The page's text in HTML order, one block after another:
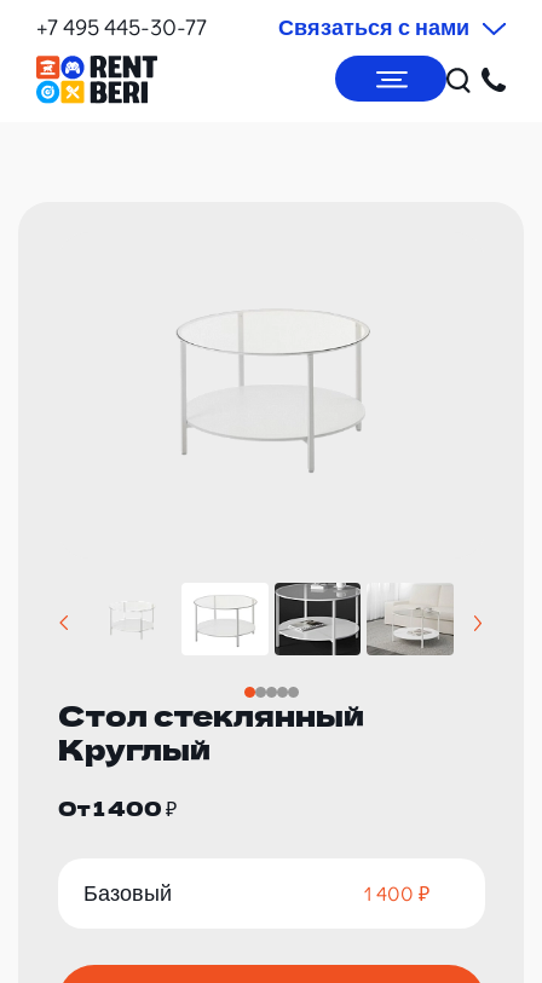
+7 495 445-30-77 Связаться с нами
Стол стеклянный
Круглый
От 1 400 ₽
Базовый 1 400 ₽